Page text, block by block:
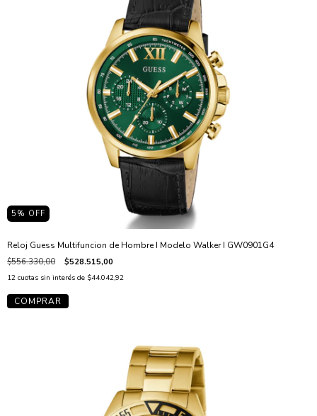
5 % OFF
Reloj Guess Multifuncion de Hombre I Modelo Walker I GW0901G4
$556.330,00 $528.515,00
12 cuotas sin interés de $44.042,92